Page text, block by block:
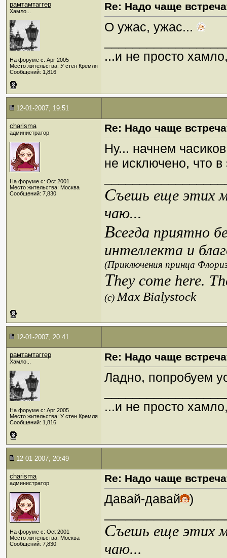
рамтамтаггер
Хамло...
На форуме с: Apr 2005
Место жительства: У стен Кремля
Сообщений: 1,816
Re: Надо чаще
О ужас, ужас...
...и не просто
12-01-2007, 19:51
charisma
администратор
На форуме с: Oct 2001
Место жительства: Москва
Сообщений: 7,830
Re: Надо чаще
Ну... начнем
не исключено, что в
Съешь еще этих
чаю...
Всегда приятно
интеллекта и
(Приключения принца
They come here.
(c)Max Bialystock
12-01-2007, 20:41
рамтамтаггер
Хамло...
На форуме с: Apr 2005
Место жительства: У стен Кремля
Сообщений: 1,816
Re: Надо чаще
Ладно, попробуем
...и не просто
12-01-2007, 20:49
charisma
администратор
На форуме с: Oct 2001
Место жительства: Москва
Сообщений: 7,830
Re: Надо чаще
Давай-давай
)
Съешь еще этих
чаю...